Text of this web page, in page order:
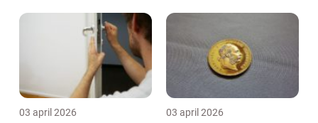
03 april 2026 03 april 2026